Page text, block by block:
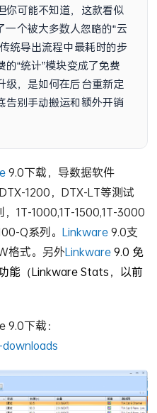
你可能不知道，这款看似
个被大多数人忽略的“云
统导出流程中最耗时的步
“统计”模块变成了免费
级，是如何在后台重新定
告别手动搬运和额外开销
9.0下载，导数据软件
1200，DTX-LT等测试
1T-1000,1T-1500,1T-3000
Q系列。 Linkware9.0支
格式。另外Linkware9.0 免
能（Linkware Stats，以前
下载：